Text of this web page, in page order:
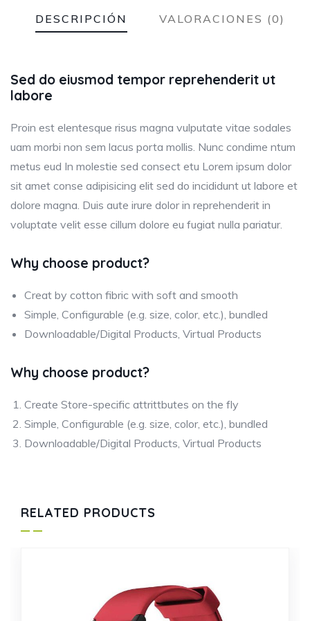
DESCRIPCIÓN VALORACIONES (0)
Sed do eiusmod tempor reprehenderit ut
labore
Proin est elentesque risus magna vulputate vitae sodales
uam morbi non sem lacus porta mollis. Nunc condime ntum
metus eud In molestie sed consect etu Lorem ipsum dolor
sit amet conse adipisicing elit sed do incididunt ut labore et
dolore magna. Duis aute irure dolor in reprehenderit in
voluptate velit esse cillum dolore eu fugiat nulla pariatur.
Why choose product?
Creat by cotton fibric with soft and smooth
Simple, Configurable (e.g. size, color, etc.), bundled
Downloadable/Digital Products, Virtual Products
Why choose product?
Create Store-specific attrittbutes on the fly
Simple, Configurable (e.g. size, color, etc.), bundled
Downloadable/Digital Products, Virtual Products
RELATED PRODUCTS